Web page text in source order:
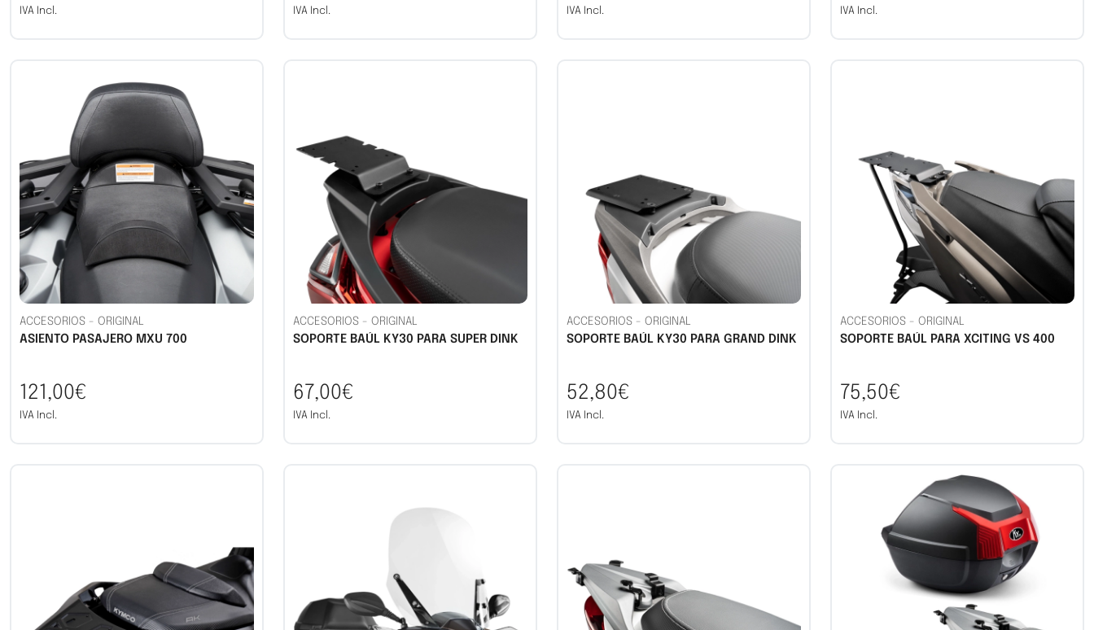
IVA Incl. IVA Incl. IVA Incl. IVA Incl.
ACCESORIOS - ORIGINAL
ASIENTO PASAJERO MXU 700
121,00€
IVA Incl.
ACCESORIOS - ORIGINAL
SOPORTE BAÚL KY30 PARA SUPER DINK
67,00€
IVA Incl.
ACCESORIOS - ORIGINAL
SOPORTE BAÚL KY30 PARA GRAND DINK
52,80€
IVA Incl.
ACCESORIOS - ORIGINAL
SOPORTE BAÚL PARA XCITING VS 400
75,50€
IVA Incl.